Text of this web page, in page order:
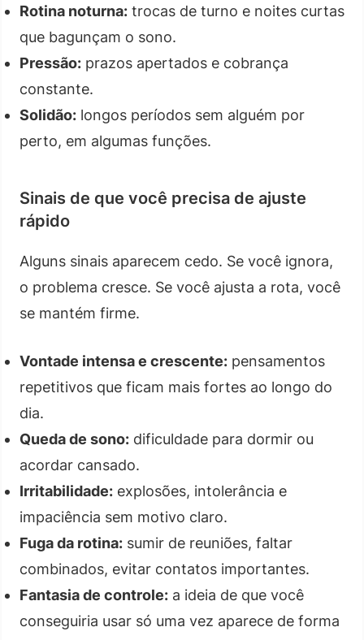
Rotina noturna: trocas de turno e noites curtas
que bagunçam o sono.
Pressão: prazos apertados e cobrança
constante.
Solidão: longos períodos sem alguém por
perto, em algumas funções.
Sinais de que você precisa de ajuste
rápido
Alguns sinais aparecem cedo. Se você ignora,
o problema cresce. Se você ajusta a rota, você
se mantém firme.
Vontade intensa e crescente: pensamentos
repetitivos que ficam mais fortes ao longo do
dia.
Queda de sono: dificuldade para dormir ou
acordar cansado.
Irritabilidade: explosões, intolerância e
impaciência sem motivo claro.
Fuga da rotina: sumir de reuniões, faltar
combinados, evitar contatos importantes.
Fantasia de controle: a ideia de que você
conseguiria usar só uma vez aparece de forma